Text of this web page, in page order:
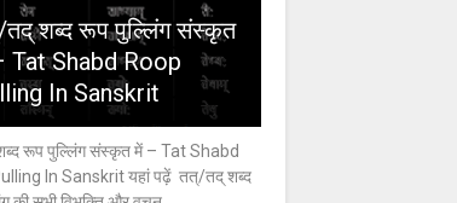
शब्द रूप पुल्लिंग संस्कृत
Tat Shabd Roop
In Sanskrit
रूप पुल्लिंग संस्कृत में – Tat Shabd
In Sanskrit यहां पढ़ें तत्/तद् शब्द